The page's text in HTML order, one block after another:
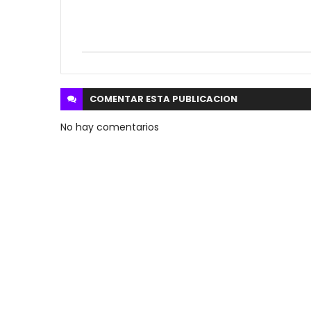
COMENTAR ESTA PUBLICACION
No hay comentarios